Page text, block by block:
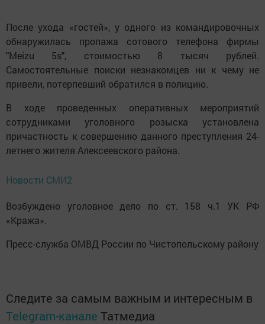
После ухода «гостей», у одного из командировочных
обнаружилась пропажа сотового телефона фирмы
"Meizu 5s", стоимостью 8 тысяч рублей.
Самостоятельные поиски незнакомцев ни к чему не
привели, потерпевший обратился в полицию.
В ходе проведенных оперативных мероприятий
сотрудниками уголовного розыска установлена
причастность к совершению данного преступления 24-
летнего жителя Алексеевского района.
Новости СМИ2
Возбуждено уголовное дело по ст. 158 ч.1 УК РФ
«Кража».
Пресс-служба ОМВД России по Чистопольскому району
Следите за самым важным и интересным в
Telegram-канале Татмедиа